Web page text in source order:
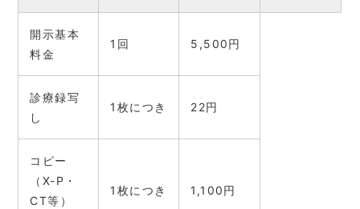
開示基本
料金
1回 5,500円
診療録写
し
1枚につき 22円
コピー
（X-P・
CT等）
1枚につき 1,100円